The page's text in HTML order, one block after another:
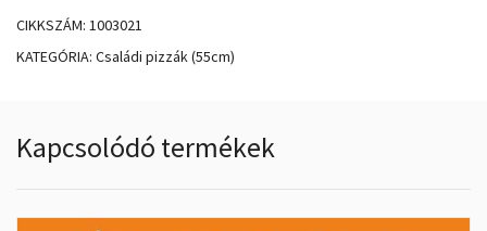
CIKKSZÁM: 1003021
KATEGÓRIA: Családi pizzák (55cm)
Kapcsolódó termékek